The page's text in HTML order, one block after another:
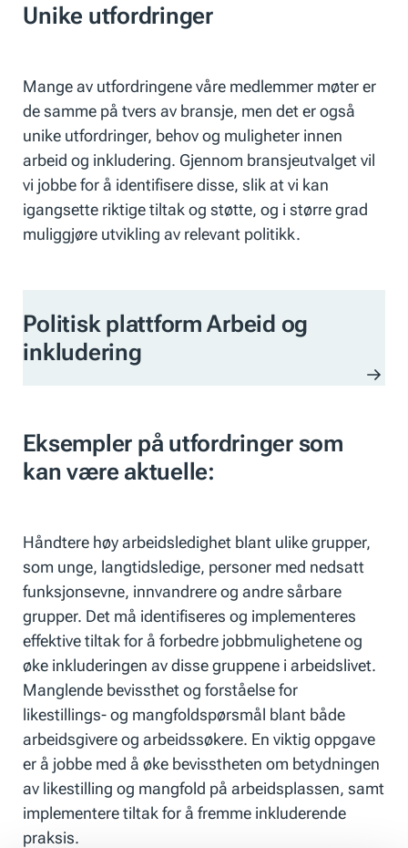
Unike utfordringer
Mange av utfordringene våre medlemmer møter er
de samme på tvers av bransje, men det er også
unike utfordringer, behov og muligheter innen
arbeid og inkludering. Gjennom bransjeutvalget vil
vi jobbe for å identifisere disse, slik at vi kan
igangsette riktige tiltak og støtte, og i større grad
muliggjøre utvikling av relevant politikk.
Politisk plattform Arbeid og
inkludering
Eksempler på utfordringer som
kan være aktuelle:
Håndtere høy arbeidsledighet blant ulike grupper,
som unge, langtidsledige, personer med nedsatt
funksjonsevne, innvandrere og andre sårbare
grupper. Det må identifiseres og implementeres
effektive tiltak for å forbedre jobbmulighetene og
øke inkluderingen av disse gruppene i arbeidslivet.
Manglende bevissthet og forståelse for
likestillings- og mangfoldspørsmål blant både
arbeidsgivere og arbeidssøkere. En viktig oppgave
er å jobbe med å øke bevisstheten om betydningen
av likestilling og mangfold på arbeidsplassen, samt
implementere tiltak for å fremme inkluderende
praksis.